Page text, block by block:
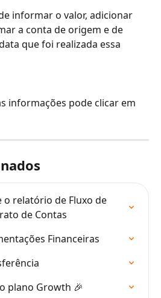
informar o valor, adicionar
a conta de origem e de
que foi realizada essa
o relatório de Fluxo de
de Contas
Financeiras
plano Growth 🎉